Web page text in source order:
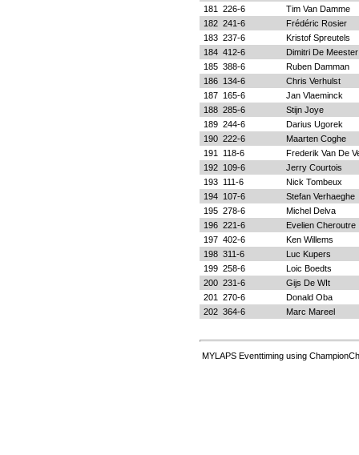
181
226-6
Tim Van Damme
182 241-6
Frédéric Rosier
183 237-6
Kristof Spreutels
184 412-6
Dimitri De Meester
185 388-6
Ruben Damman
186
134-6
Chris Verhulst
187
165-6
Jan Vlaeminck
188 285-6
Stijn Joye
189 244-6
Darius Ugorek
190 222-6
Maarten Coghe
191
118-6
Frederik Van De
192
109-6
Jerry Courtois
193
111-6
Nick Tombeux
194
107-6
Stefan Verhaeghe
195 278-6
Michel Delva
196 221-6
Evelien Cheroutre
197 402-6
Ken Willems
198 311-6
Luc Kupers
199 258-6
Loic Boedts
200 231-6
Gijs De WIt
201
270-6
Donald Oba
202 364-6 Marc Mareel
MYLAPS Eventtiming using